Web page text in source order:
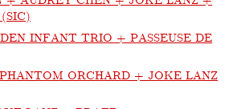
INFANT TRIO + PASSEUSE DE
PHANTOM ORCHARD + JOKE LANZ